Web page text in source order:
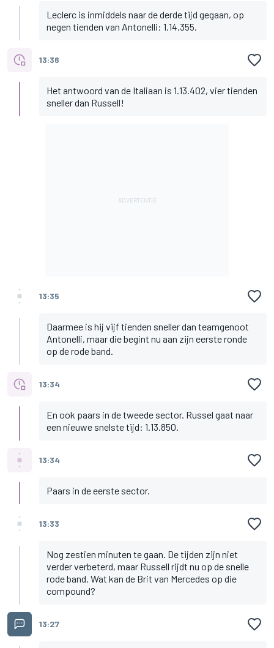
Leclerc is inmiddels naar de derde tijd gegaan, op
negen tienden van Antonelli: 1.14.355.
13:36
Het antwoord van de Italiaan is 1.13.402, vier tienden
sneller dan Russell!
13:35
Daarmee is hij vijf tienden sneller dan teamgenoot
Antonelli, maar die begint nu aan zijn eerste ronde
op de rode band.
13:34
En ook paars in de tweede sector. Russel gaat naar
een nieuwe snelste tijd: 1.13.850.
13:34
Paars in de eerste sector.
13:33
Nog zestien minuten te gaan. De tijden zijn niet
verder verbeterd, maar Russell rijdt nu op de snelle
rode band. Wat kan de Brit van Mercedes op die
compound?
13:27